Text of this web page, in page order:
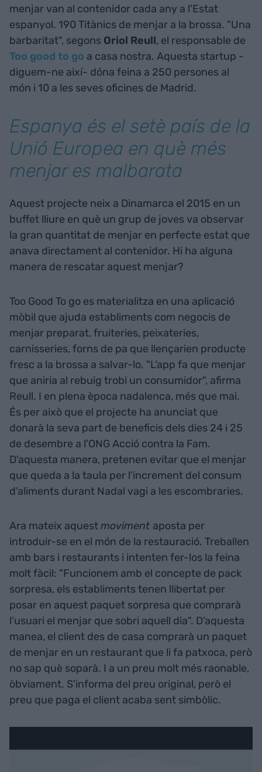
menjar van al contenidor cada any a l'Estat
espanyol. 190 Titànics de menjar a la brossa. "Una
barbaritat", segons Oriol Reull, el responsable de
Too good to go a casa nostra. Aquesta startup -
diguem-ne així- dóna feina a 250 persones al
món i 10 a les seves oficines de Madrid.
Espanya és el setè país de la
Unió Europea en què més
menjar es malbarata
Aquest projecte neix a Dinamarca el 2015 en un
buffet lliure en què un grup de joves va observar
la gran quantitat de menjar en perfecte estat que
anava directament al contenidor. Hi ha alguna
manera de rescatar aquest menjar?
Too Good To go es materialitza en una aplicació
mòbil que ajuda establiments com negocis de
menjar preparat, fruiteries, peixateries,
carnisseries, forns de pa que llençarien producte
fresc a la brossa a salvar-lo. "L'app fa que menjar
que aniria al rebuig trobi un consumidor", afirma
Reull. I en plena època nadalenca, més que mai.
És per això que el projecte ha anunciat que
donarà la seva part de beneficis dels dies 24 i 25
de desembre a l'ONG Acció contra la Fam.
D'aquesta manera, pretenen evitar que el menjar
que queda a la taula per l'increment del consum
d'aliments durant Nadal vagi a les escombraries.
Ara mateix aquestmoviment aposta per
introduir-se en el món de la restauració. Treballen
amb bars i restaurants i intenten fer-los la feina
molt fàcil: "Funcionem amb el concepte de pack
sorpresa, els establiments tenen llibertat per
posar en aquest paquet sorpresa que comprarà
l'usuari el menjar que sobri aquell dia". D'aquesta
manea, el client des de casa comprarà un paquet
de menjar en un restaurant que li fa patxoca, però
no sap què soparà. I a un preu molt més raonable,
òbviament. S'informa del preu original, però el
preu que paga el client acaba sent simbòlic.